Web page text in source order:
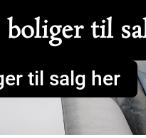
boliger til
til salg her